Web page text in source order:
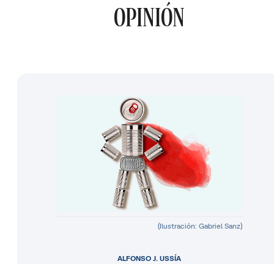
OPINIÓN
(Ilustración: Gabriel Sanz)
ALFONSO J. USSÍA